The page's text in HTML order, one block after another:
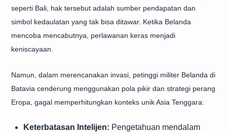
seperti Bali, hak tersebut adalah sumber pendapatan dan
simbol kedaulatan yang tak bisa ditawar. Ketika Belanda
mencoba mencabutnya, perlawanan keras menjadi
keniscayaan.
Namun, dalam merencanakan invasi, petinggi militer Belanda di
Batavia cenderung menggunakan pola pikir dan strategi perang
Eropa, gagal memperhitungkan konteks unik Asia Tenggara:
Keterbatasan Intelijen: Pengetahuan mendalam